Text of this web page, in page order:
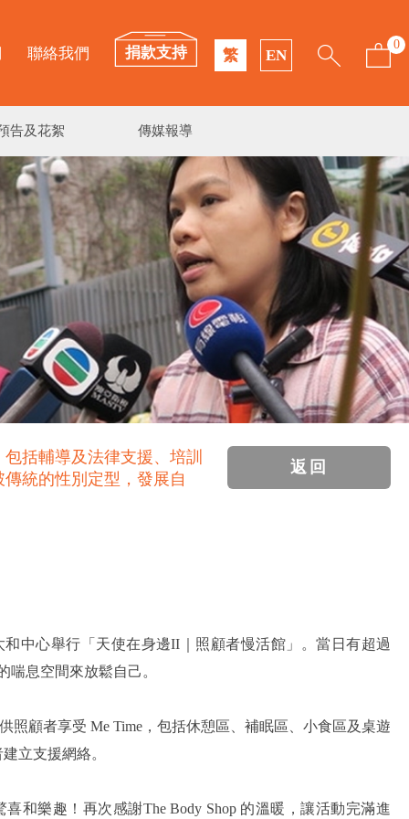
聯絡我們 捐款支持 繁 EN
0
告及花絮 傳媒報導
括輔導及法律支援、培訓
統的性別定型，發展自
返回
和中心舉行「天使在身邊II｜照顧者慢活館」。當日有超過
喘息空間來放鬆自己。
顧者享受 Me Time，包括休憩區、補眠區、小食區及桌遊
立支援網絡。
和樂趣！再次感謝The Body Shop 的溫暖，讓活動完滿進